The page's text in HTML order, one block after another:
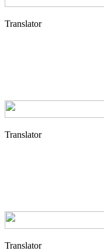
Translator
Translator
Translator